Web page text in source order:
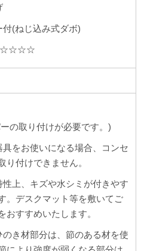
(ねじ込み式ダボ)
F☆☆☆☆
の取り付けが必要です。)
をお使いになる場合、コンセ
り付けできません。
上、キズや水シミが付きやす
。デスクマット等を敷いてご
おすすめいたします。
き材部分は、節のある材を使